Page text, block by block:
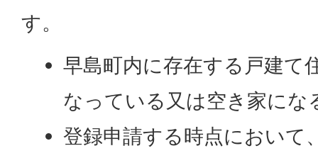
す。
早島町内に存在する戸建て
なっている又は空き家にな
登録申請する時点において